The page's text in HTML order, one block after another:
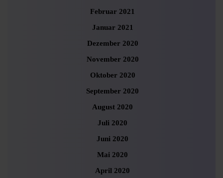
Februar 2021
Januar 2021
Dezember 2020
November 2020
Oktober 2020
September 2020
August 2020
Juli 2020
Juni 2020
Mai 2020
April 2020